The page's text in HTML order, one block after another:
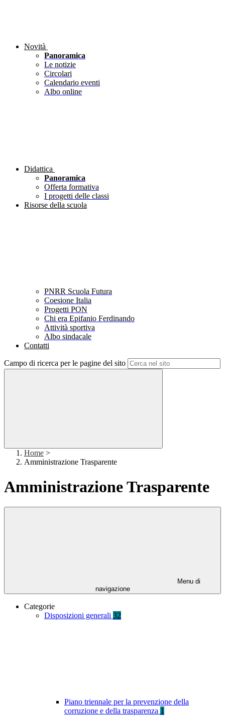
Novità
Panoramica
Le notizie
Circolari
Calendario eventi
Albo online
Didattica
Panoramica
Offerta formativa
I progetti delle classi
Risorse della scuola
PNRR Scuola Futura
Coesione Italia
Progetti PON
Chi era Epifanio Ferdinando
Attività sportiva
Albo sindacale
Contatti
Campo di ricerca per le pagine del sito
Home >
Amministrazione Trasparente
Amministrazione Trasparente
Menu di
navigazione
Categorie
Disposizioni generali 32
Piano triennale per la prevenzione della
corruzione e della trasparenza 1